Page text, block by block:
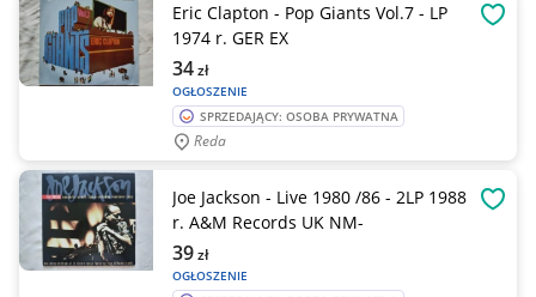
Eric Clapton - Pop Giants Vol.7 - LP
1974 r. GER EX
OGŁOSZENIE
34zł
SPRZEDAJĄCY: OSOBA PRYWATNA
Reda
Joe Jackson - Live 1980 /86 - 2LP 1988
r. A&M Records UK NM-
OGŁOSZENIE
39zł